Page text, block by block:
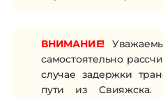
ВНИМАНИЕ!
самостоятельно
случае задержки
пути из Свияжска.